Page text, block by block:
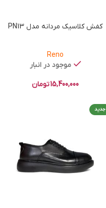
کفش کلاسیک مردانه مدل PN13
Reno
موجود در انبار
15,400,000تومان
جدید